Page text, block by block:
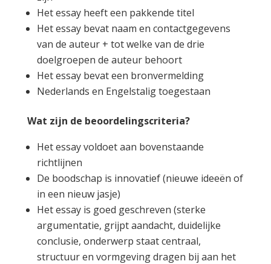
Het essay heeft een pakkende titel
Het essay bevat naam en contactgegevens
van de auteur + tot welke van de drie
doelgroepen de auteur behoort
Het essay bevat een bronvermelding
Nederlands en Engelstalig toegestaan
Wat zijn de beoordelingscriteria?
Het essay voldoet aan bovenstaande
richtlijnen
De boodschap is innovatief (nieuwe ideeën of
in een nieuw jasje)
Het essay is goed geschreven (sterke
argumentatie, grijpt aandacht, duidelijke
conclusie, onderwerp staat centraal,
structuur en vormgeving dragen bij aan het